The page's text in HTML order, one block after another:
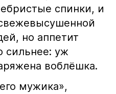
спинки, и
но аппетит
сильнее: уж
воблёшка.
мужика»,